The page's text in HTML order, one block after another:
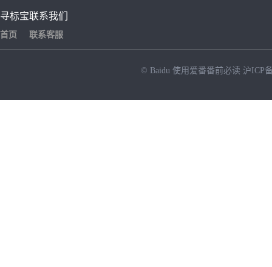
寻标宝
首页
联系我们
联系客服
© Baidu 使用爱番番前必读 沪ICP